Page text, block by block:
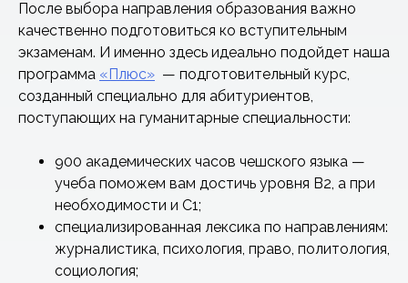
После выбора направления образования важно
качественно подготовиться ко вступительным
экзаменам. И именно здесь идеально подойдет наша
программа «Плюс» — подготовительный курс,
созданный специально для абитуриентов,
поступающих на гуманитарные специальности:
900 академических часов чешского языка —
учеба поможем вам достичь уровня B2, а при
необходимости и C1;
специализированная лексика по направлениям:
журналистика, психология, право, политология,
социология;